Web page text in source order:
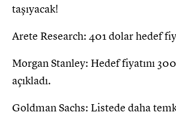
taşıyacak!
Arete Research: 401 dolar hedef
Morgan Stanley: Hedef fiyatını
açıkladı.
Goldman Sachs: Listede daha